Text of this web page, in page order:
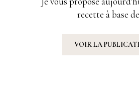
recette à base
VOIR LA